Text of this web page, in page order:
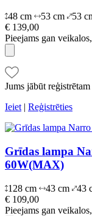
48 cm 53 cm
53
€ 139,00
Pieejams gan
Jums jābūt reģistrētam
Ieiet | Reģistrēties
Grīdas lampa
60W(MAX)
128 cm 43 cm
43
€ 109,00
Pieejams gan